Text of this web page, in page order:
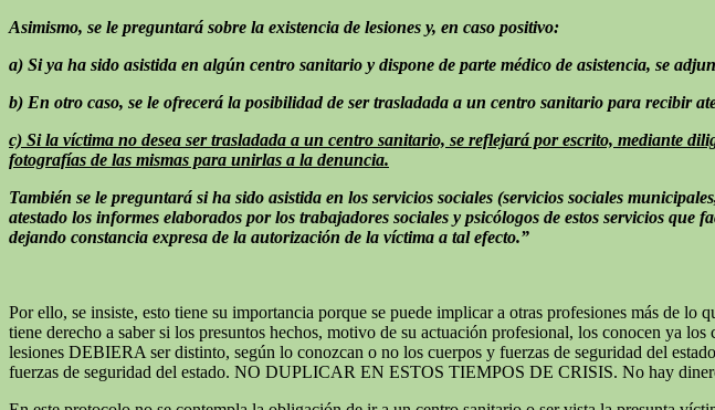
Asimismo, se le preguntará sobre la existencia de lesiones y, en caso positivo:
a) Si ya ha sido asistida en algún centro sanitario y dispone de parte médico de asistencia, se
b) En otro caso, se le ofrecerá la posibilidad de ser trasladada a un centro sanitario para recibir
c) Si la víctima no desea ser trasladada a un centro sanitario, se reflejará por escrito, mediante
fotografías de las mismas para unirlas a la denuncia.
También se le preguntará si ha sido asistida en los servicios sociales (servicios sociales
atestado los informes elaborados por los trabajadores sociales y psicólogos de estos servicios
dejando constancia expresa de la autorización de la víctima a tal efecto.”
Por ello, se insiste, esto tiene su importancia porque se puede implicar a otras profesiones más de
tiene derecho a saber si los presuntos hechos, motivo de su actuación profesional, los conocen ya
lesiones DEBIERA ser distinto, según lo conozcan o no los cuerpos y fuerzas de seguridad del
fuerzas de seguridad del estado. NO DUPLICAR EN ESTOS TIEMPOS DE CRISIS. No hay